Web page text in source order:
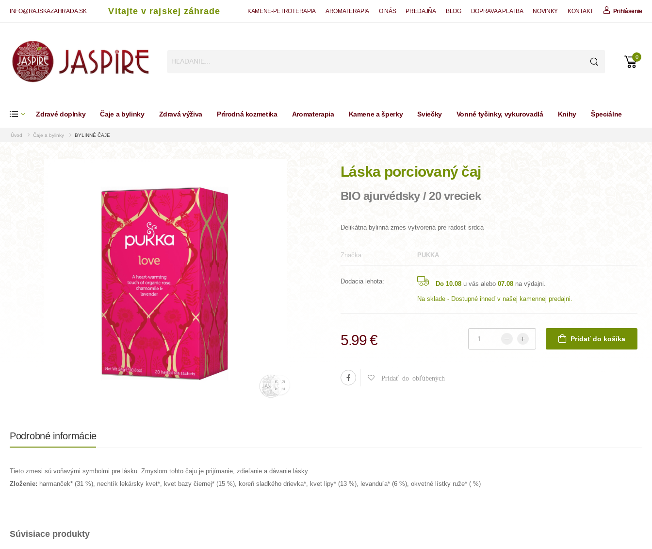
INFO@RAJSKAZAHRADA.SK Vitajte v rajskej záhrade KAMENE-PETROTERAPIA AROMATERAPIA O NÁS PREDAJŇA BLOG DOPRAVA A PLATBA NOVINKY KONTAKT Prihlásenie
0
Zdravé doplnky Čaje a bylinky Zdravá výživa Prírodná kozmetika Aromaterapia Kamene a šperky Sviečky Vonné tyčinky, vykurovadlá Knihy Špeciálne
Úvod Čaje a bylinky BYLINNÉ ČAJE
Láska porciovaný čaj
BIO ajurvédsky / 20 vreciek
Delikátna bylinná zmes vytvorená pre radosť srdca
Značka: PUKKA
Dodacia lehota: Do 10.08 u vás alebo 07.08 na výdajni.
Na sklade - Dostupné ihneď v našej kamennej predajni.
5.99 € Pridať do košíka
Pridať do obľúbených
Podrobné informácie
Tieto zmesi sú voňavými symbolmi pre lásku. Zmyslom tohto čaju je prijímanie, zdieľanie a dávanie lásky.
Zloženie: harmanček* (31 %), nechtík lekársky kvet*, kvet bazy čiernej* (15 %), koreň sladkého drievka*, kvet lipy* (13 %), levanduľa* (6 %), okvetné lístky ruže* ( %)
Súvisiace produkty